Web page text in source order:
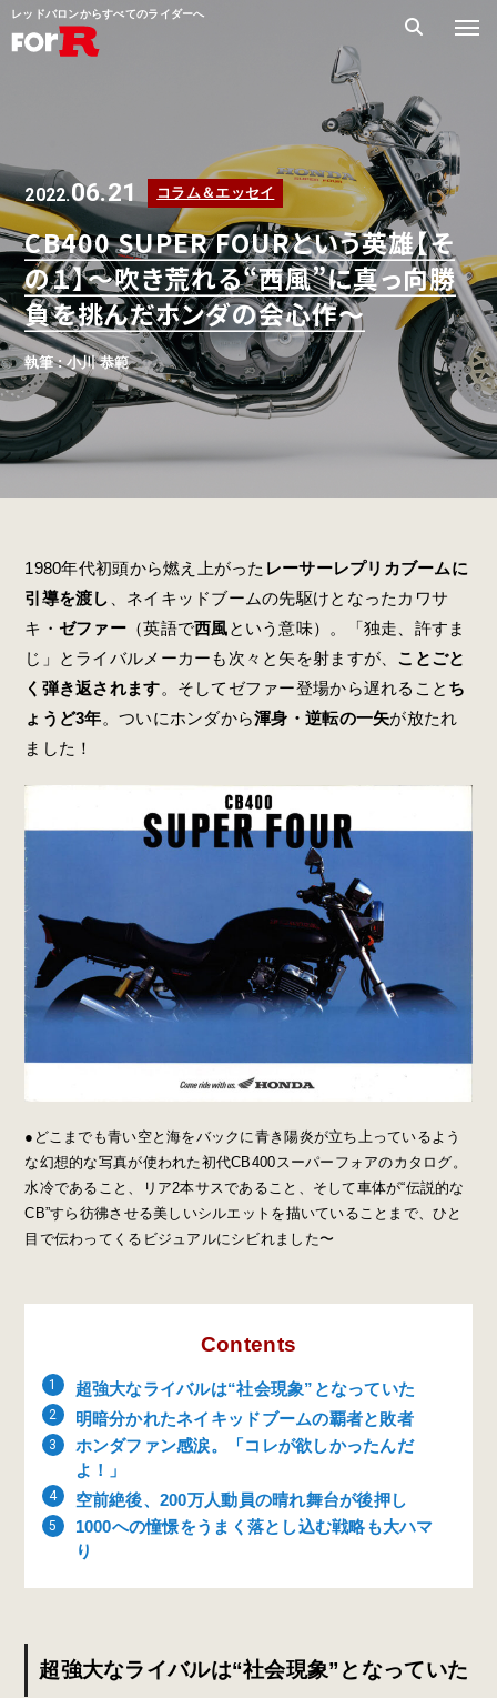
レッドバロンからすべてのライダーへ
2022.06.21 コラム＆エッセイ
CB400 SUPER FOURという英雄【そ
の１】～吹き荒れる“西風”に真っ向勝
負を挑んだホンダの会心作～
執筆 : 小川 恭範
1980年代初頭から燃え上がった レーサーレプリカブームに
引導を渡し
、ネイキッドブームの先駆けとなったカワサ
キ・ ゼファー （英語で西風という意味）。「独走、許すま
じ」とライバルメーカーも次々と矢を射ますが、 ことごと
く弾き返されます。そしてゼファー登場から遅れること ち
ょうど3年。ついにホンダから渾身・逆転の一矢が放たれ
ました！
●どこまでも青い空と海をバックに青き陽炎が立ち上っているよう
な幻想的な写真が使われた初代CB400スーパーフォアのカタログ。
水冷であること、リア2本サスであること、そして車体が“伝説的な
CB”すら彷彿させる美しいシルエットを描いていることまで、ひと
目で伝わってくるビジュアルにシビれました〜
Contents
超強大なライバルは“社会現象”となっていた
明暗分かれたネイキッドブームの覇者と敗者
ホンダファン感涙。「コレが欲しかったんだ
よ！」
空前絶後、200万人動員の晴れ舞台が後押し
1000への憧憬をうまく落とし込む戦略も大ハマ
り
超強大なライバルは“社会現象”となっていた